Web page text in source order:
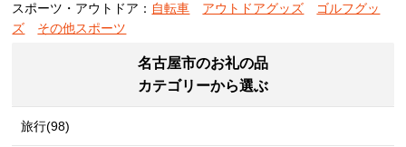
スポーツ・アウトドア： 自転車 アウトドアグッズ
ゴルフグッ
ズ
その他スポーツ
名古屋市のお礼の品
カテゴリーから選ぶ
旅行(98)